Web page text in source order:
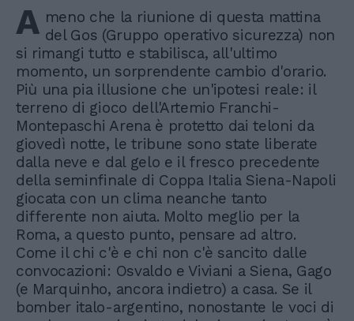
A meno che la riunione di questa mattina
del Gos (Gruppo operativo sicurezza) non
si rimangi tutto e stabilisca, all'ultimo
momento, un sorprendente cambio d'orario.
Più una pia illusione che un'ipotesi reale: il
terreno di gioco dell'Artemio Franchi-
Montepaschi Arena è protetto dai teloni da
giovedì notte, le tribune sono state liberate
dalla neve e dal gelo e il fresco precedente
della seminfinale di Coppa Italia Siena-Napoli
giocata con un clima neanche tanto
differente non aiuta. Molto meglio per la
Roma, a questo punto, pensare ad altro.
Come il chi c'è e chi non c'è sancito dalle
convocazioni: Osvaldo e Viviani a Siena, Gago
(e Marquinho, ancora indietro) a casa. Se il
bomber italo-argentino, nonostante le voci di